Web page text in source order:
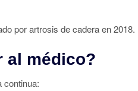
al médico?
continua: